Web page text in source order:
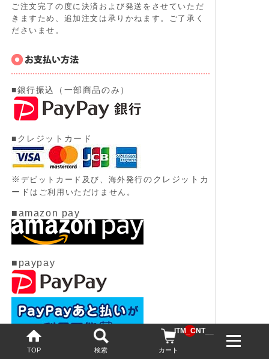
TOP 検索 カート
__ITM_CNT__
ご注文完了の度に決済および発送をさせていただ
きますため、追加注文は承りかねます。ご了承く
ださいませ。
■銀行振込（一部商品のみ）
■クレジットカード
※ デビットカード及び、 海外発行のクレジットカ
ード はご利用いただけません。
■amazon pay
■paypay